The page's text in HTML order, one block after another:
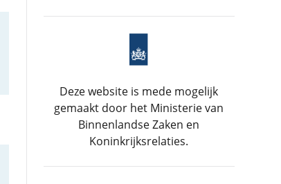
Deze website is mede mogelijk
gemaakt door het Ministerie van
Binnenlandse Zaken en
Koninkrijksrelaties.